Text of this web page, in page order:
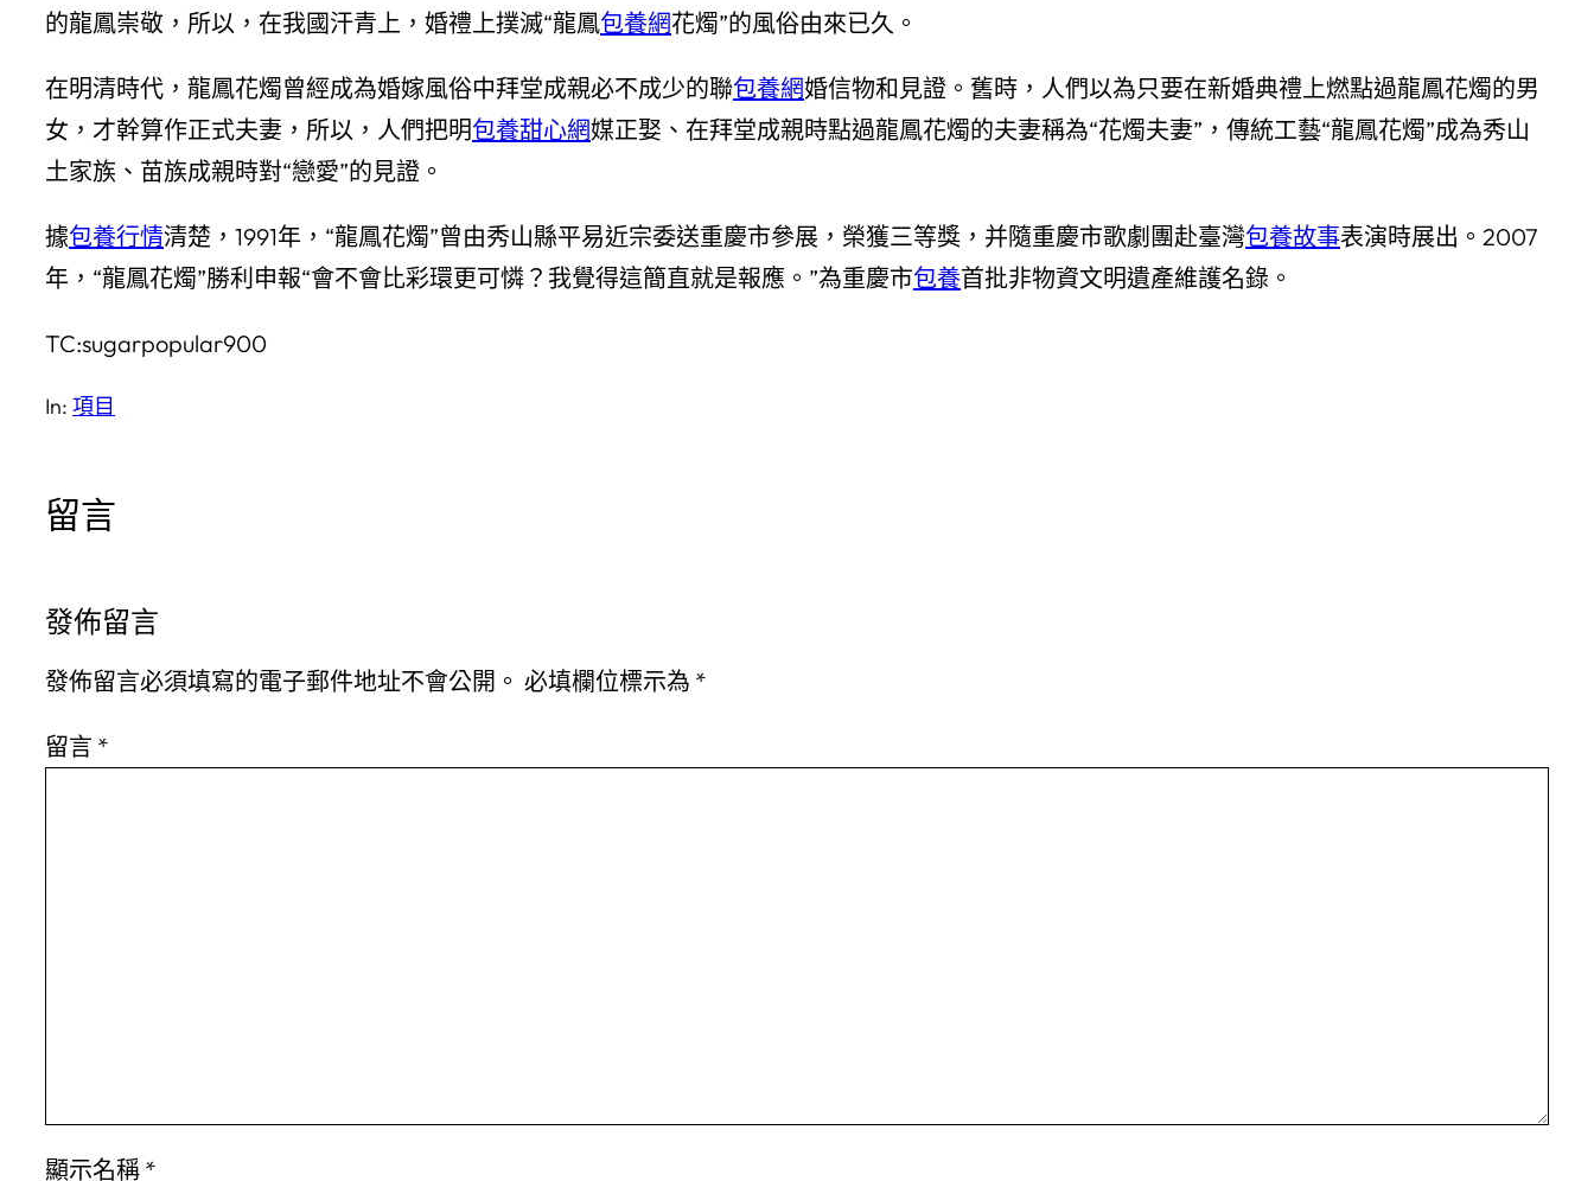
的龍鳳崇敬，所以，在我國汗青上，婚禮上撲滅“龍鳳包養網花燭”的風俗由來已久。
在明清時代，龍鳳花燭曾經成為婚嫁風俗中拜堂成親必不成少的聯包養網婚信物和見證。舊時，人們以為只要在新婚典禮上燃點過龍鳳花燭的男
女，才幹算作正式夫妻，所以，人們把明包養甜心網媒正娶、在拜堂成親時點過龍鳳花燭的夫妻稱為“花燭夫妻”，傳統工藝“龍鳳花燭”成為秀山
土家族、苗族成親時對“戀愛”的見證。
據包養行情清楚，1991年，“龍鳳花燭”曾由秀山縣平易近宗委送重慶市參展，榮獲三等獎，并隨重慶市歌劇團赴臺灣包養故事表演時展出。2007
年，“龍鳳花燭”勝利申報“會不會比彩環更可憐？我覺得這簡直就是報應。”為重慶市包養首批非物資文明遺產維護名錄。
TC:sugarpopular900
In: 項目
留言
發佈留言
發佈留言必須填寫的電子郵件地址不會公開。 必填欄位標示為 *
留言 *
顯示名稱 *